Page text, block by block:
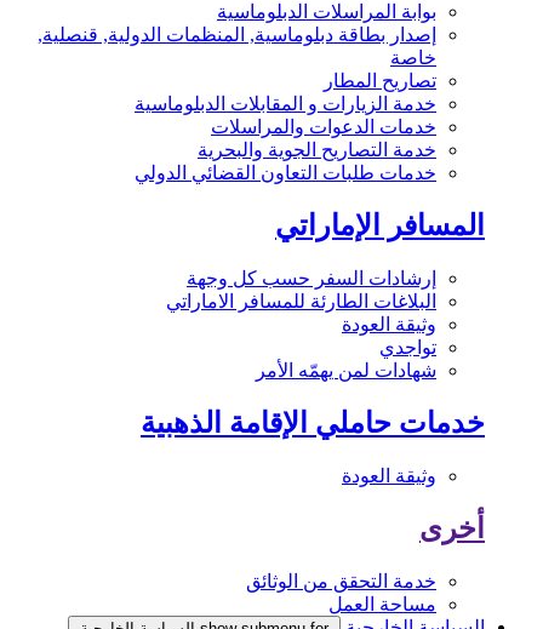
بوابة المراسلات الدبلوماسية
إصدار بطاقة دبلوماسية, المنظمات الدولية, قنصلية,
خاصة
تصاريح المطار
خدمة الزيارات و المقابلات الدبلوماسية
خدمات الدعوات والمراسلات
خدمة التصاريح الجوية والبحرية
خدمات طلبات التعاون القضائي الدولي
المسافر الإماراتي
إرشادات السفر حسب كل وجهة
البلاغات الطارئة للمسافر الاماراتي
وثيقة العودة
تواجدي
شهادات لمن يهمّه الأمر
خدمات حاملي الإقامة الذهبية
وثيقة العودة
أخرى
خدمة التحقق من الوثائق
مساحة العمل